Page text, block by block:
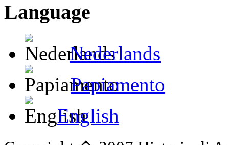
Language
Nederlands
Papiamento
English